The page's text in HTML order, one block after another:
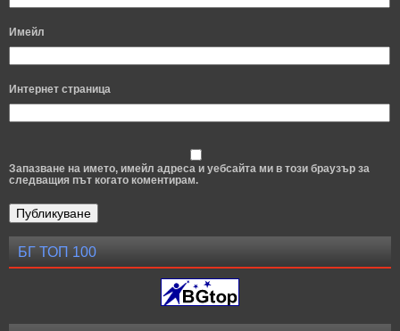
Имейл
Интернет страница
Запазване на името, имейл адреса и уебсайта ми в този браузър за
следващия път когато коментирам.
БГ ТОП 100